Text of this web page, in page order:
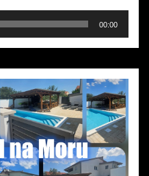
00:00